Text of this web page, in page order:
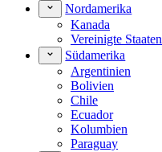
Nordamerika
Kanada
Vereinigte Staaten
Südamerika
Argentinien
Bolivien
Chile
Ecuador
Kolumbien
Paraguay